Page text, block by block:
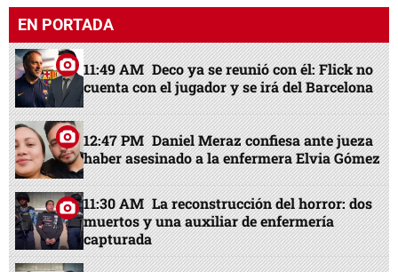
EN PORTADA
11:49 AM Deco ya se reunió con él: Flick no
cuenta con el jugador y se irá del Barcelona
12:47 PM Daniel Meraz confiesa ante jueza
haber asesinado a la enfermera Elvia Gómez
11:30 AM La reconstrucción del horror: dos
muertos y una auxiliar de enfermería
capturada